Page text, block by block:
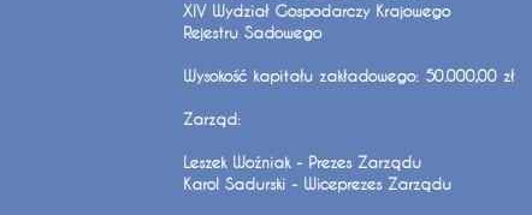
XIV Wydział Gospodarczy Krajowego
Rejestru Sadowego
Wysokość kapitału zakładowego: 50.000,00 zł
Zarząd:
Leszek Woźniak - Prezes Zarządu
Karol Sadurski - Wiceprezes Zarządu